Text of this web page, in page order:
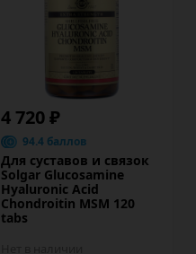
4 720 ₽
94.4 баллов
Для суставов и связок
Solgar Glucosamine
Hyaluronic Acid
Chondroitin MSM 120
tabs